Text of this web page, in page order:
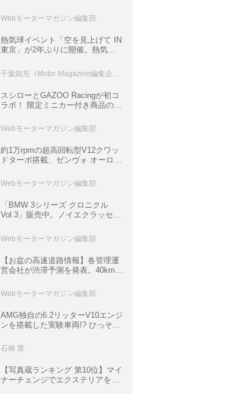
ロニクル・完全版／115】
Webモーターマガジン編集部
熱気球イベント「空を見上げて IN
東京」が2年ぶりに開催。熱気球
室などのコンテンツも
スシローとGAZOO Racingが初コ
ラボ！ 限定ミニカー付き商品の
ト体験があたる抽選企画などを展
開
Webモーターマガジン編集部
約1万rpmの超高回転型V12クワッ
ドターボ搭載、ゼンヴォ オーロラ
イパーカー【スーパーカークロニ
クル・完全版／116】
Webモーターマガジン編集部
「BMW 3シリーズ クロニクル
Vol.3」販売中。ノイエクラッセか
ムック
Webモーターマガジン編集部
【お盆の高速道路情報】各管理運
営会社が渋滞予測を発表。40km以
数ある
Webモーターマガジン編集部
AMG独自の6.2リッターV10エンジ
ンを搭載した実験車両!? ひっそり
P900 プロトタイプ」とは
石橋 寛
【写真蔵ランキング 第10位】マイ
ナーチェンジでエクステリアを刷